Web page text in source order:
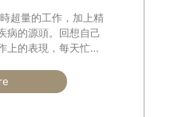
超量的工作，加上精
病的源頭。回想自己
上的表現，每天忙得
以為這就是積極充實
被「ㄍㄧㄥ」到臨界